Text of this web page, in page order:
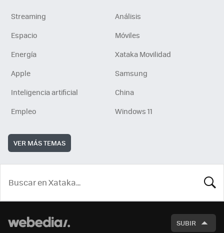
Streaming
Análisis
Espacio
Móviles
Energía
Xataka Movilidad
Apple
Samsung
Inteligencia artificial
China
Empleo
Windows 11
VER MÁS TEMAS
SUBIR